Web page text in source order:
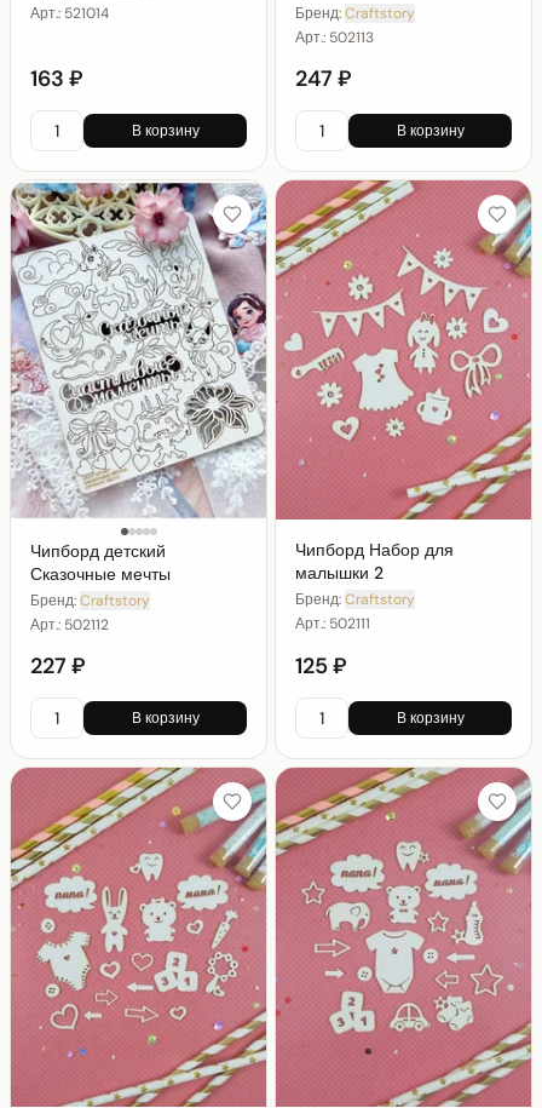
Арт.: 521014
163 ₽
В корзину
Бренд:Craftstory
Арт.: 502113
247 ₽
В корзину
Чипборд детский
Сказочные мечты
Бренд:Craftstory
Арт.: 502112
227 ₽
В корзину
Чипборд Набор для
малышки 2
Бренд:Craftstory
Арт.: 502111
125 ₽
В корзину